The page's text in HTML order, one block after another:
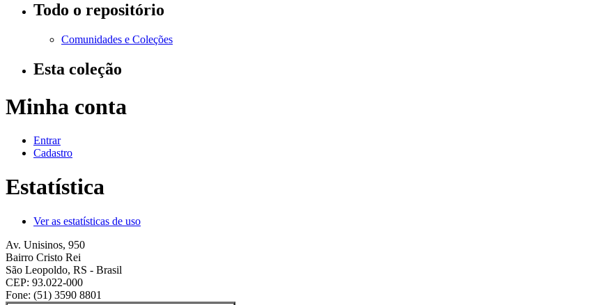
Todo o repositório
Comunidades e Coleções
Esta coleção
Minha conta
Entrar
Cadastro
Estatística
Ver as estatísticas de uso
Av. Unisinos, 950
Bairro Cristo Rei
São Leopoldo, RS - Brasil
CEP: 93.022-000
Fone: (51) 3590 8801